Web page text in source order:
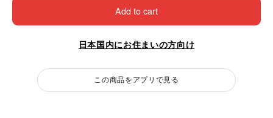
Add to cart
日本国内にお住まいの方向け
この商品をアプリで見る